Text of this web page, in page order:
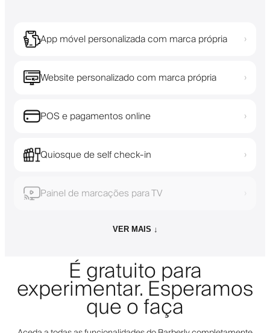
App móvel personalizada com marca própria ›
Website personalizado com marca própria ›
POS e pagamentos online ›
Quiosque de self check-in ›
Painel de marcações para TV ›
VER MAIS ↓
É gratuito para
experimentar. Esperamos
que o faça